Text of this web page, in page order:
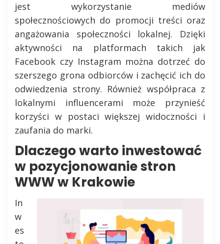
jest wykorzystanie mediów
społecznościowych do promocji treści oraz
angażowania społeczności lokalnej. Dzięki
aktywności na platformach takich jak
Facebook czy Instagram można dotrzeć do
szerszego grona odbiorców i zachęcić ich do
odwiedzenia strony. Również współpraca z
lokalnymi influencerami może przynieść
korzyści w postaci większej widoczności i
zaufania do marki.
Dlaczego warto inwestować
w pozycjonowanie stron
WWW w Krakowie
In
w
es